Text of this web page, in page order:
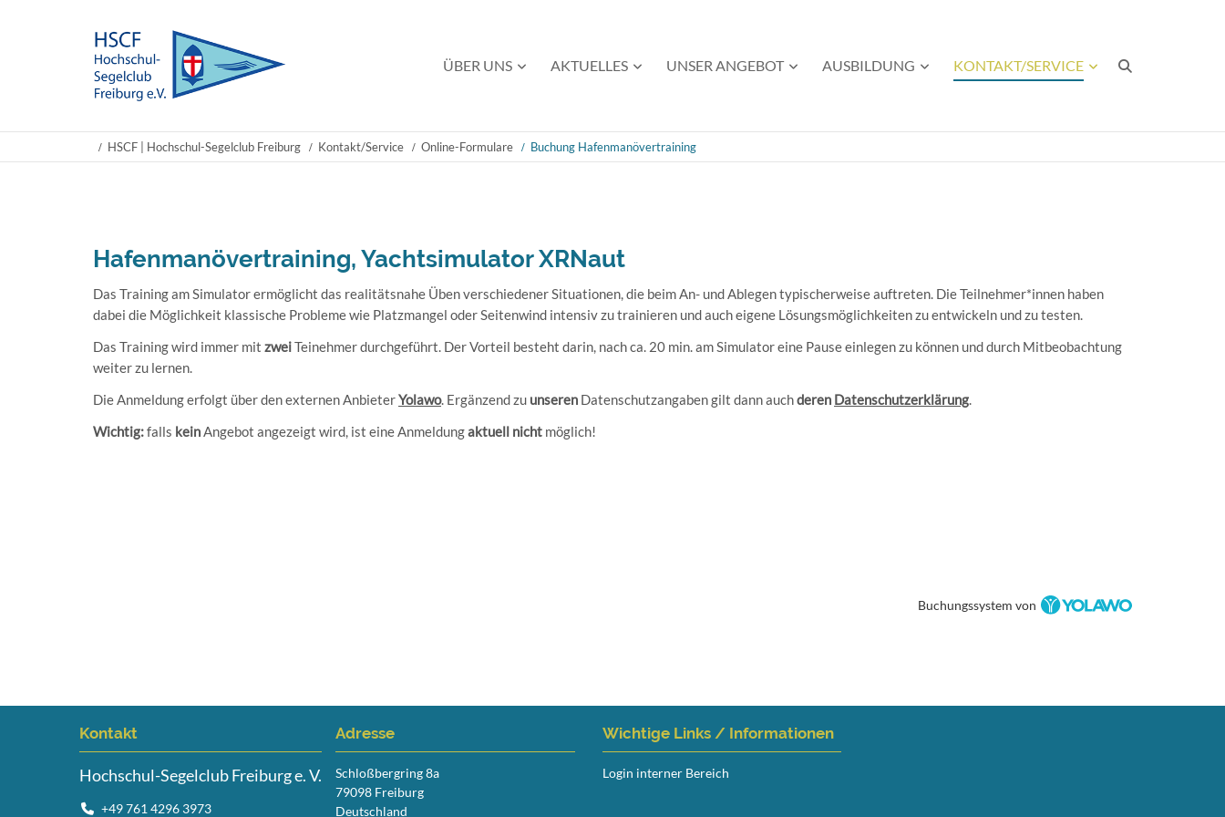
Navigation
ÜBER UNS AKTUELLES UNSER ANGEBOT AUSBILDUNG KONTAKT/SERVICE
HSCF | Hochschul-Segelclub Freiburg Kontakt/Service Online-Formulare Buchung Hafenmanövertraining
Hafenmanövertraining, Yachtsimulator XRNaut
Das Training am Simulator ermöglicht das realitätsnahe Üben verschiedener Situationen, die beim An- und Ablegen typischerweise auftreten. Die Teilnehmer*innen haben
dabei die Möglichkeit klassische Probleme wie Platzmangel oder Seitenwind intensiv zu trainieren und auch eigene Lösungsmöglichkeiten zu entwickeln und zu testen.
Das Training wird immer mit zweiTeinehmer durchgeführt. Der Vorteil besteht darin, nach ca. 20 min. am Simulator eine Pause einlegen zu können und durch Mitbeobachtung
weiter zu lernen.
Die Anmeldung erfolgt über den externen AnbieterYolawo. Ergänzend zu unseren Datenschutzangaben gilt dann auchderen Datenschutzerklärung.
Wichtig:falls keinAngebot angezeigt wird, ist eine Anmeldungaktuell nicht möglich!
Buchungssystem von
Kontakt
Hochschul-Segelclub Freiburg e. V.
+49 761 4296 3973
Adresse
Schloßbergring 8a
79098 Freiburg
Deutschland
Wichtige Links / Informationen
Login interner Bereich